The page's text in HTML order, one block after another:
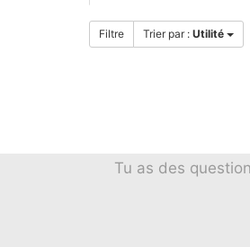
Filtre Trier par : Utilité
Tu as des